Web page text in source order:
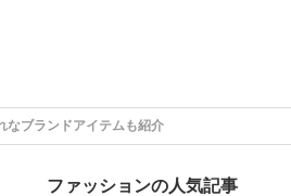
なブランドアイテムも紹介
ファッションの人気記事